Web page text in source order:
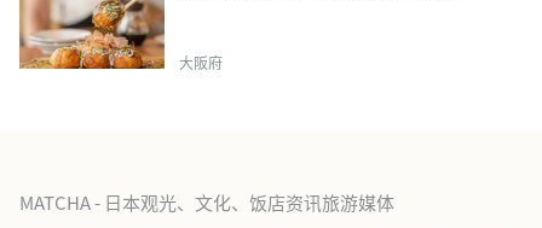
大阪府
MATCHA - 日本观光、文化、饭店资讯旅游媒体